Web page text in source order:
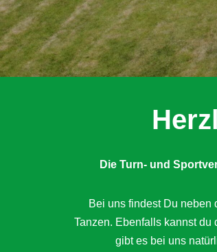
Die Turn- und
Bei uns findest Du neben
Tanzen. Ebenfalls kannst
gibt es bei uns